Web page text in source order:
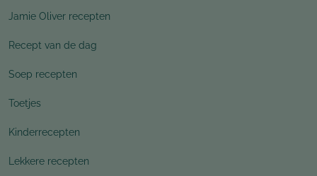
Jamie Oliver recepten
Recept van de dag
Soep recepten
Toetjes
Kinderrecepten
Lekkere recepten